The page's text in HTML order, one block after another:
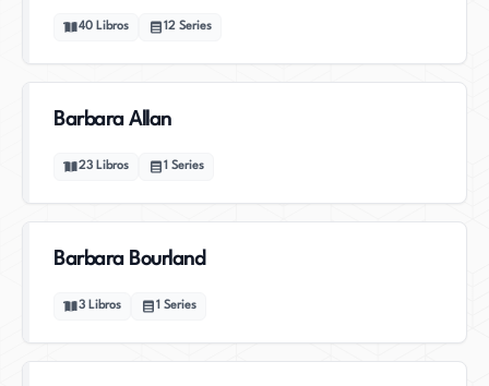
40 Libros 12 Series
Barbara Allan
23 Libros 1 Series
Barbara Bourland
3 Libros 1 Series